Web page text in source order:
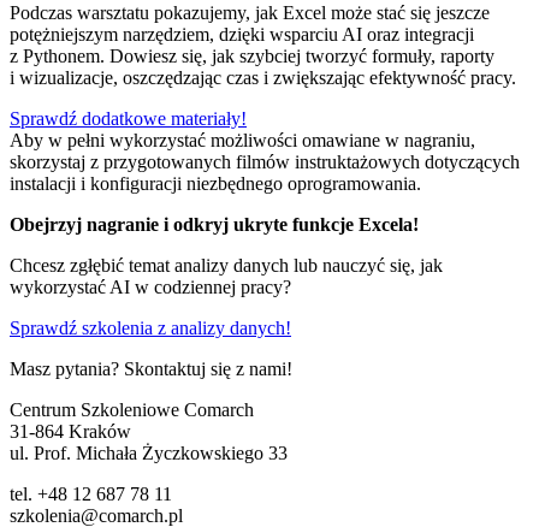
Podczas warsztatu pokazujemy, jak Excel może stać się jeszcze
potężniejszym narzędziem, dzięki wsparciu AI oraz integracji
z Pythonem. Dowiesz się, jak szybciej tworzyć formuły, raporty
i wizualizacje, oszczędzając czas i zwiększając efektywność pracy.
Sprawdź dodatkowe materiały!
Aby w pełni wykorzystać możliwości omawiane w nagraniu,
skorzystaj z przygotowanych filmów instruktażowych dotyczących
instalacji i konfiguracji niezbędnego oprogramowania.
Obejrzyj nagranie i odkryj ukryte funkcje Excela!
Chcesz zgłębić temat analizy danych lub nauczyć się, jak
wykorzystać AI w codziennej pracy?
Sprawdź szkolenia z analizy danych!
Masz pytania? Skontaktuj się z nami!
Centrum Szkoleniowe Comarch
31-864 Kraków
ul. Prof. Michała Życzkowskiego 33
tel. +48 12 687 78 11
szkolenia@comarch.pl